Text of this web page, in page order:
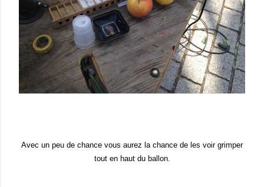
Avec un peu de chance vous aurez la chance de les voir grimper
tout en haut du ballon.